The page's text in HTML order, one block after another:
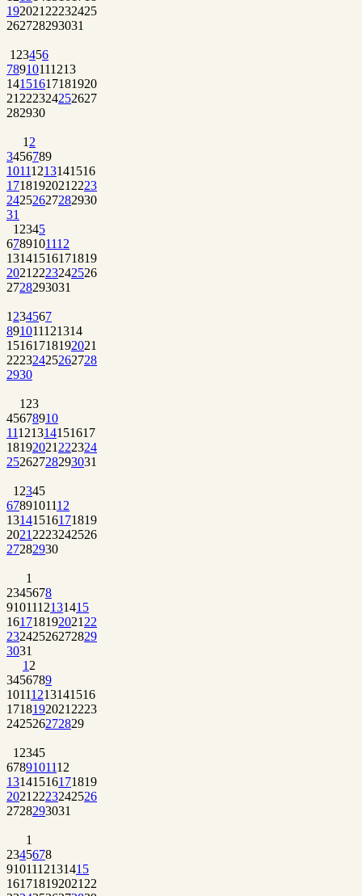
192021 22232425
262728293031
1 23456
78910111213
14151617181920
21 222324252627
282930
1 2
3456789
10111213141516
1718192021 2223
24252627282930
31
1 2345
6789101112
13141516171819
2021 2223242526
2728293031
1 234567
891011121314
15161718192021
22232425262728
2930
1 23
45678910
11121314151617
18192021 222324
25262728293031
1 2345
6789101112
13141516171819
2021 2223242526
27282930
1
2345678
9101112131415
161718192021 22
23242526272829
3031
1 2
3456789
10111213141516
1718192021 2223
242526272829
1 2345
6789101112
13141516171819
2021 2223242526
2728293031
1
2345678
9101112131415
161718192021 22